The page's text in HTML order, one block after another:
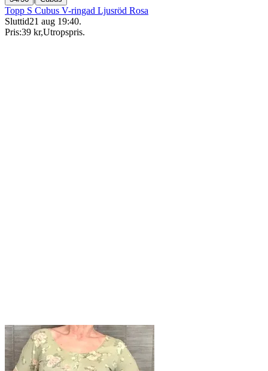
Topp S Cubus V-ringad Ljusröd Rosa
Sluttid21 aug 19:40.
Pris:39 kr,Utropspris.